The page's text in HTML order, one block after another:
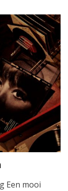
Een mooi